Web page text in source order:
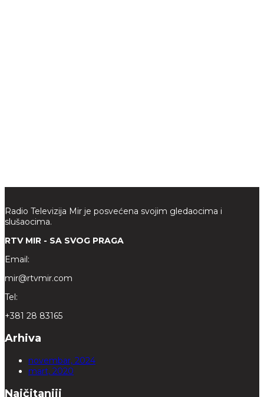
Radio Televizija Mir je posvećena svojim gledaocima i
slušaocima.
RTV MIR - SA SVOG PRAGA
Email:
mir@rtvmir.com
Tel:
+381 28 83165
Arhiva
novembar, 2024
mart, 2020
Najčitaniji